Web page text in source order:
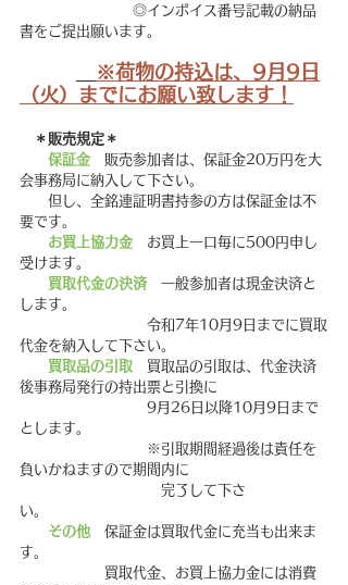
◎インボイス番号記載の納品
書をご提出願います。
※荷物の持込は、9月9日
（火）までにお願い致します！
＊販売規定＊
保証金 販売参加者は、保証金20万円を大
会事務局に納入して下さい。
但し、全銘連証明書持参の方は保証金は不
要です。
お買上協力金 お買上一口毎に500円申し
受けます。
買取代金の決済 一般参加者は現金決済と
します。
令和7年10月9日までに買取
代金を納入して下さい。
買取品の引取 買取品の引取は、代金決済
後事務局発行の持出票と引換に
9月26日以降10月9日まで
とします。
※引取期間経過後は責任を
負いかねますので期間内に
完了して下さ
い。
その他 保証金は買取代金に充当も出来ま
す。
買取代金、お買上協力金には消費